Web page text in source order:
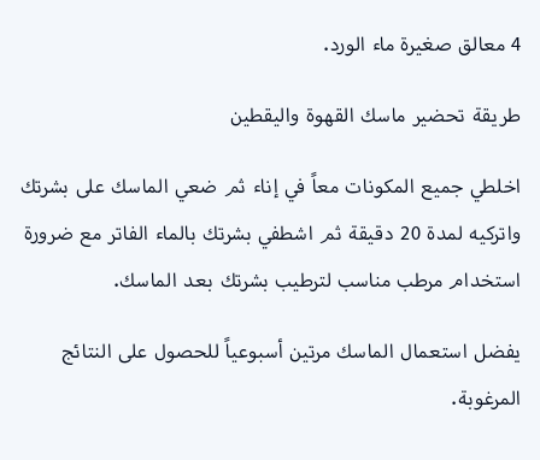
4 معالق صغيرة ماء الورد.
طريقة تحضير ماسك القهوة واليقطين
اخلطي جميع المكونات معاً في إناء ثم ضعي الماسك على بشرتك
واتركيه لمدة 20 دقيقة ثم اشطفي بشرتك بالماء الفاتر مع ضرورة
استخدام مرطب مناسب لترطيب بشرتك بعد الماسك.
يفضل استعمال الماسك مرتين أسبوعياً للحصول على النتائج
المرغوبة.